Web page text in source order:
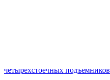
четырехстоечных подъемников